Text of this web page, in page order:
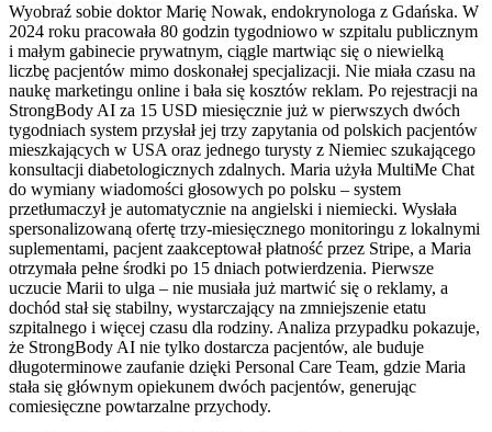
Wyobraź sobie doktor Marię Nowak, endokrynologa z Gdańska. W
2024 roku pracowała 80 godzin tygodniowo w szpitalu publicznym
i małym gabinecie prywatnym, ciągle martwiąc się o niewielką
liczbę pacjentów mimo doskonałej specjalizacji. Nie miała czasu na
naukę marketingu online i bała się kosztów reklam. Po rejestracji na
StrongBody AI za 15 USD miesięcznie już w pierwszych dwóch
tygodniach system przysłał jej trzy zapytania od polskich pacjentów
mieszkających w USA oraz jednego turysty z Niemiec szukającego
konsultacji diabetologicznych zdalnych. Maria użyła MultiMe Chat
do wymiany wiadomości głosowych po polsku – system
przetłumaczył je automatycznie na angielski i niemiecki. Wysłała
spersonalizowaną ofertę trzy-miesięcznego monitoringu z lokalnymi
suplementami, pacjent zaakceptował płatność przez Stripe, a Maria
otrzymała pełne środki po 15 dniach potwierdzenia. Pierwsze
uczucie Marii to ulga – nie musiała już martwić się o reklamy, a
dochód stał się stabilny, wystarczający na zmniejszenie etatu
szpitalnego i więcej czasu dla rodziny. Analiza przypadku pokazuje,
że StrongBody AI nie tylko dostarcza pacjentów, ale buduje
długoterminowe zaufanie dzięki Personal Care Team, gdzie Maria
stała się głównym opiekunem dwóch pacjentów, generując
comiesięczne powtarzalne przychody.